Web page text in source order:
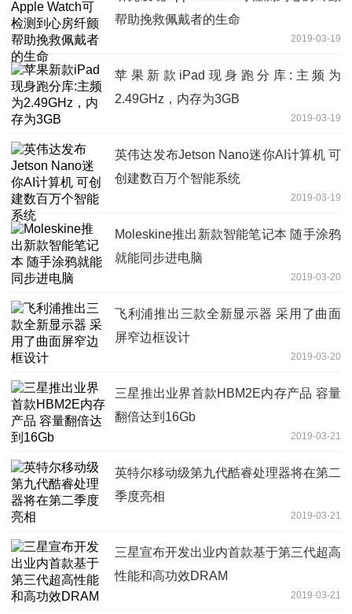
帮助挽救佩戴者的生命
2019-03-19
苹果新款iPad现身跑分库:主频为
2.49GHz，内存为3GB
2019-03-19
英伟达发布Jetson Nano迷你AI计算机 可
创建数百万个智能系统
2019-03-19
Moleskine推出新款智能笔记本 随手涂鸦
就能同步进电脑
2019-03-20
飞利浦推出三款全新显示器 采用了曲面
屏窄边框设计
2019-03-20
三星推出业界首款HBM2E内存产品 容量
翻倍达到16Gb
2019-03-21
英特尔移动级第九代酷睿处理器将在第二
季度亮相
2019-03-21
三星宣布开发出业内首款基于第三代超高
性能和高功效DRAM
2019-03-21